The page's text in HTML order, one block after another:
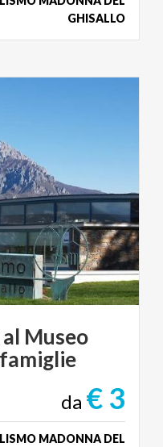
GHISALLO
al Museo
famiglie
da € 3
MADONNA DEL